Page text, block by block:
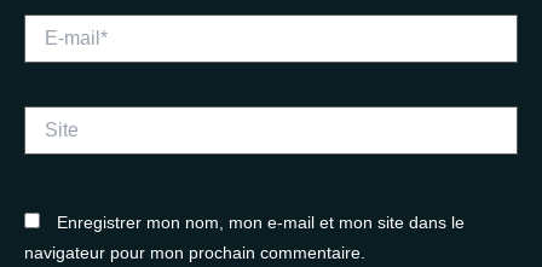
mail*
Enregistrer mon nom, mon e-mail et mon site dans le
navigateur pour mon prochain commentaire.